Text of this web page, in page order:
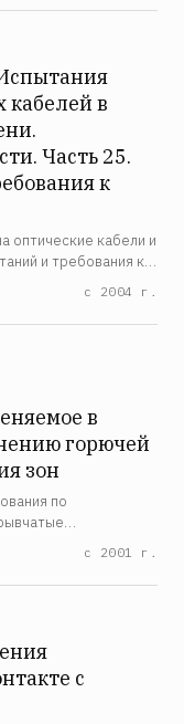
кабелей в
Часть 25.
к
оптические кабели и
и требования к
пламени
с…
с 2004 г.
в
горючей
зон
по
в целях
с 2001 г.
с